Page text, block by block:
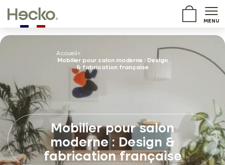
MENU
Accueil >
Mobilier pour salon moderne : Design
& fabrication française
Mobilier pour salon
moderne : Design &
fabrication française